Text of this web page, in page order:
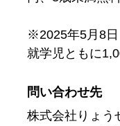
※2025年5月8日
就学児ともに
問い合わせ先
株式会社りょう